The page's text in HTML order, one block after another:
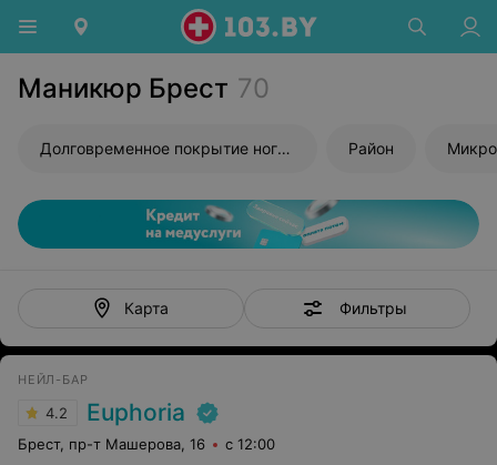
Маникюр Брест 70
Долговременное покрытие ногтей Район
Карта Фильтры
НЕЙЛ-БАР
4.2 Euphoria
Брест, пр-т Машерова, 16 с 12:00